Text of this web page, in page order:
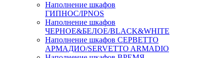
Наполнение шкафов
ГИПНОС/IPNOS
Наполнение шкафов
ЧЕРНОЕ&БЕЛОЕ/BLACK&WHITE
Наполнение шкафов СЕРВЕТТО
АРМАДИО/SERVETTO ARMADIO